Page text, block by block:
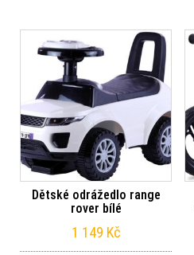
Dětské odrážedlo range
rover bílé
1 149 Kč